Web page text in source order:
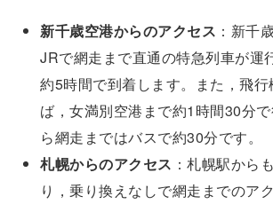
新千歳空港からのアクセス ：新千
JRで網走まで直通の特急列車が運
約5時間で到着します。また，飛
ば，女満別空港まで約1時間30分
ら網走まではバスで約30分です。
札幌からのアクセス ：札幌駅から
り，乗り換えなしで網走までのア